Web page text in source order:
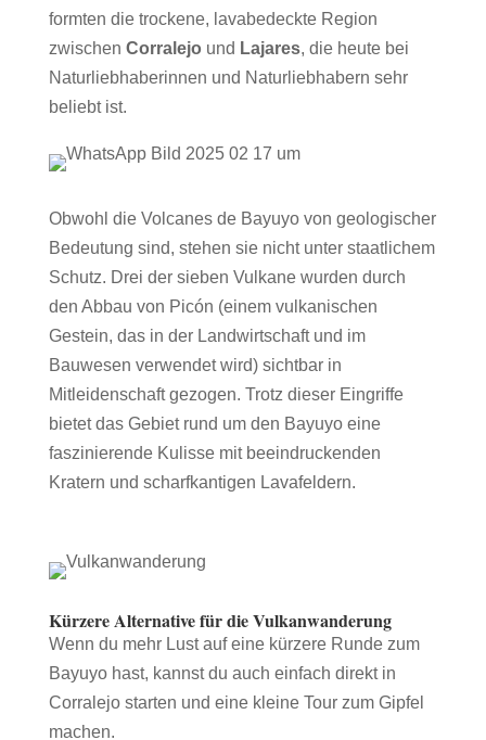
formten die trockene, lavabedeckte Region
zwischen Corralejo und Lajares, die heute bei
Naturliebhaberinnen und Naturliebhabern sehr
beliebt ist.
Obwohl die Volcanes de Bayuyo von geologischer
Bedeutung sind, stehen sie nicht unter staatlichem
Schutz. Drei der sieben Vulkane wurden durch
den Abbau von Picón (einem vulkanischen
Gestein, das in der Landwirtschaft und im
Bauwesen verwendet wird) sichtbar in
Mitleidenschaft gezogen. Trotz dieser Eingriffe
bietet das Gebiet rund um den Bayuyo eine
faszinierende Kulisse mit beeindruckenden
Kratern und scharfkantigen Lavafeldern.
Kürzere Alternative für die Vulkanwanderung
Wenn du mehr Lust auf eine kürzere Runde zum
Bayuyo hast, kannst du auch einfach direkt in
Corralejo starten und eine kleine Tour zum Gipfel
machen.